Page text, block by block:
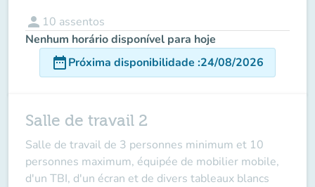
person 10 assentos
Nenhum horário disponível para hoje
date_rangePróxima disponibilidade :24/08/2026
Salle de travail 2
Salle de travail de 3 personnes minimum et 10
personnes maximum, équipée de mobilier mobile,
d'un TBI, d'un écran et de divers tableaux blancs